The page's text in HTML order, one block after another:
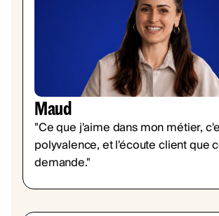
Maud
"Ce que j'aime dans mon métier,
polyvalence, et l'écoute client que
demande."